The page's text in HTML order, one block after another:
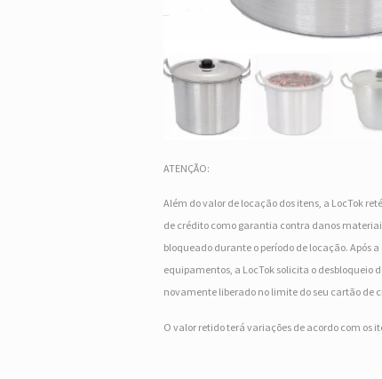
ATENÇÃO:
Além do valor de locação dos itens, a LocTok
de crédito como garantia contra danos
bloqueado durante o período de locação. Após
equipamentos, a LocTok solicita o desbloqueio
novamente liberado no limite do seu cartão de
O valor retido terá variações de acordo com os